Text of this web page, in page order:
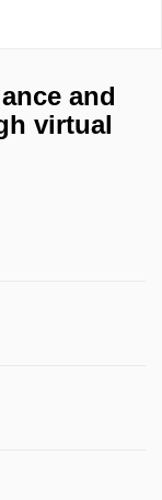
and
virtual